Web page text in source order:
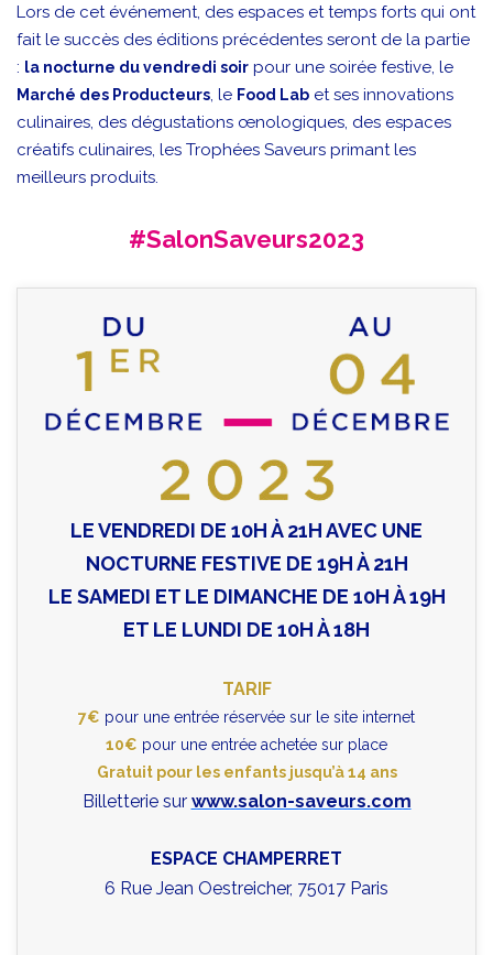
Lors de cet événement, des espaces et temps forts qui ont
fait le succès des éditions précédentes seront de la partie
: la nocturne du vendredi soir pour une soirée festive, le
Marché des Producteurs, le Food Lab et ses innovations
culinaires, des dégustations œnologiques, des espaces
créatifs culinaires, les Trophées Saveurs primant les
meilleurs produits.
#SalonSaveurs2023
LE VENDREDI DE 10H À 21H AVEC UNE
NOCTURNE FESTIVE DE 19H À 21H
LE SAMEDI ET LE DIMANCHE DE 10H À 19H
ET LE LUNDI DE 10H À 18H
TARIF
7€ pour une entrée réservée sur le site internet
10€ pour une entrée achetée sur place
Gratuit pour les enfants jusqu’à 14 ans
Billetterie sur www.salon-saveurs.com
ESPACE CHAMPERRET
6 Rue Jean Oestreicher, 75017 Paris